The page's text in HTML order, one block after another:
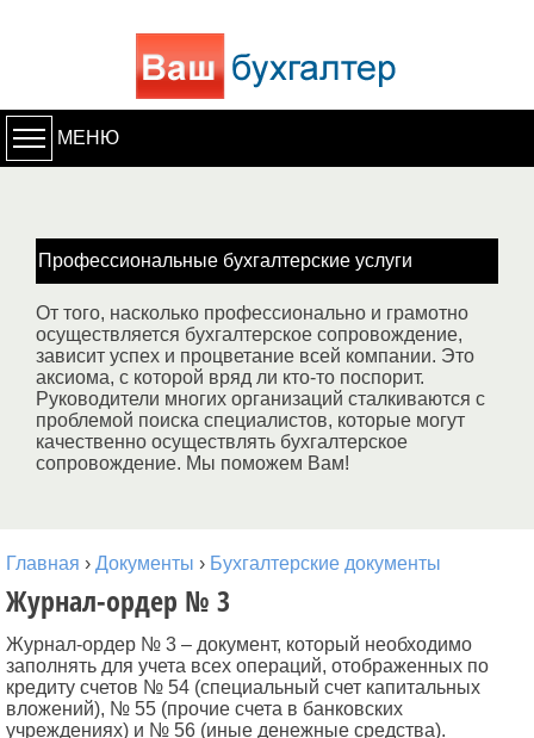
МЕНЮ
Профессиональные бухгалтерские услуги
От того, насколько профессионально и грамотно
осуществляется бухгалтерское сопровождение,
зависит успех и процветание всей компании. Это
аксиома, с которой вряд ли кто-то поспорит.
Руководители многих организаций сталкиваются с
проблемой поиска специалистов, которые могут
качественно осуществлять бухгалтерское
сопровождение. Мы поможем Вам!
Главная › Документы › Бухгалтерские документы
Журнал-ордер № 3
Журнал-ордер № 3 – документ, который необходимо
заполнять для учета всех операций, отображенных по
кредиту счетов № 54 (специальный счет капитальных
вложений), № 55 (прочие счета в банковских
учреждениях) и № 56 (иные денежные средства).